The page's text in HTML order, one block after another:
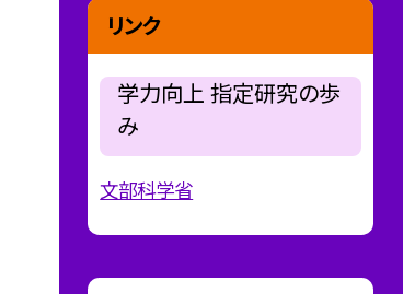
リンク
学力向上 指定研究の歩
み
文部科学省